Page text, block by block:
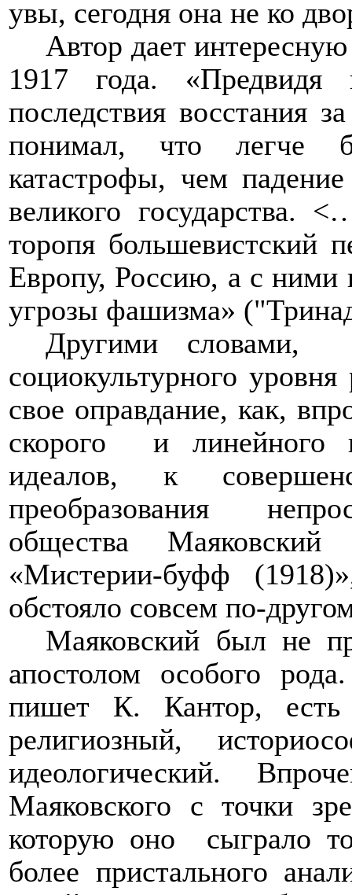
увы, сегодня она не ко
Автор дает
1917 года. «Предвидя
последствия восстания
понимал, что легче
катастрофы, чем
великого государства.
торопя большевистский
Европу, Россию, а с ними
угрозы фашизма»
Другими словами,
социокультурного
свое оправдание, как,
скорого
и линейного
идеалов, к
преобразования
общества Маяковский
«Мистерии-буфф
обстояло совсем по-
Маяковский был не
апостолом особого
пишет К. Кантор, есть
религиозный,
идеологический.
Маяковского с точки
которую оно
сыграло
более пристального